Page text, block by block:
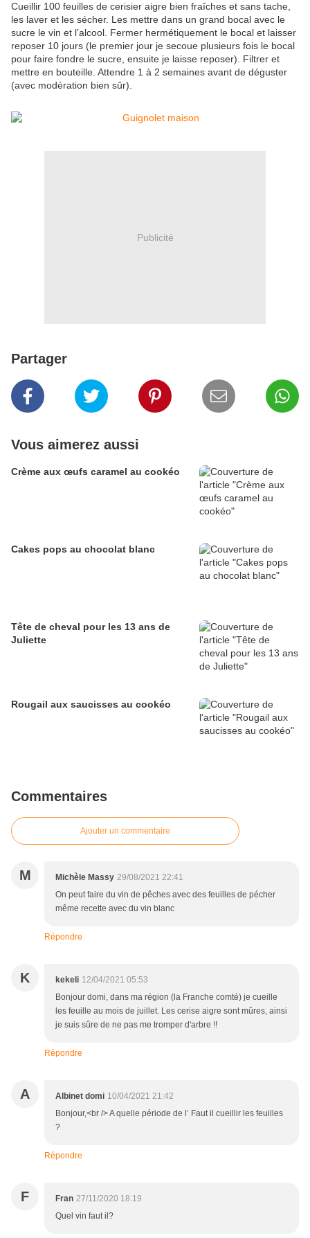
Cueillir 100 feuilles de cerisier aigre bien fraîches et sans tache,
les laver et les sécher. Les mettre dans un grand bocal avec le
sucre le vin et l’alcool. Fermer hermétiquement le bocal et laisser
reposer 10 jours (le premier jour je secoue plusieurs fois le bocal
pour faire fondre le sucre, ensuite je laisse reposer). Filtrer et
mettre en bouteille. Attendre 1 à 2 semaines avant de déguster
(avec modération bien sûr).
Publicité
Partager
Vous aimerez aussi
Crème aux œufs caramel au cookéo
Cakes pops au chocolat blanc
Tête de cheval pour les 13 ans de
Juliette
Rougail aux saucisses au cookéo
Commentaires
Ajouter un commentaire
M Michèle Massy 29/08/2021 22:41
On peut faire du vin de pêches avec des feuilles de pécher
même recette avec du vin blanc
Répondre
K kekeli 12/04/2021 05:53
Bonjour domi, dans ma région (la Franche comté) je cueille
les feuille au mois de juillet. Les cerise aigre sont mûres, ainsi
je suis sûre de ne pas me tromper d'arbre !!
Répondre
A Albinet domi 10/04/2021 21:42
Bonjour,<br /> A quelle période de l’ Faut il cueillir les feuilles
?
Répondre
F Fran 27/11/2020 18:19
Quel vin faut il?